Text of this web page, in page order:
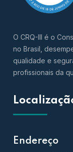
O CRQ-III é o
no Brasil,
qualidade e
profissionais da
Endereço